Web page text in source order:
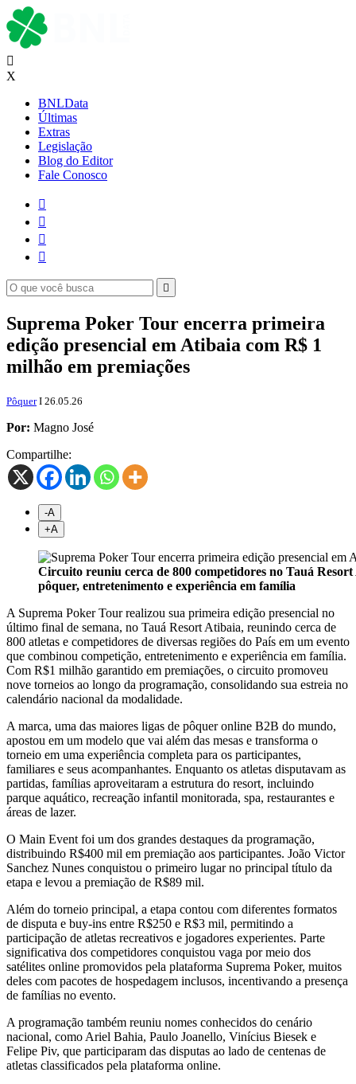

X
BNLData
Últimas
Extras
Legislação
Blog do Editor
Fale Conosco





Suprema Poker Tour encerra primeira
edição presencial em Atibaia com R$ 1
milhão em premiações
PôquerI 26.05.26
Por: Magno José
Compartilhe:
-A
+A
Circuito reuniu cerca de 800 competidores no Tauá
pôquer, entretenimento e experiência em família
A Suprema Poker Tour realizou sua primeira edição presencial no
último final de semana, no Tauá Resort Atibaia, reunindo cerca de
800 atletas e competidores de diversas regiões do País em um evento
que combinou competição, entretenimento e experiência em família.
Com R$1 milhão garantido em premiações, o circuito promoveu
nove torneios ao longo da programação, consolidando sua estreia no
calendário nacional da modalidade.
A marca, uma das maiores ligas de pôquer online B2B do mundo,
apostou em um modelo que vai além das mesas e transforma o
torneio em uma experiência completa para os participantes,
familiares e seus acompanhantes. Enquanto os atletas disputavam as
partidas, famílias aproveitaram a estrutura do resort, incluindo
parque aquático, recreação infantil monitorada, spa, restaurantes e
áreas de lazer.
O Main Event foi um dos grandes destaques da programação,
distribuindo R$400 mil em premiação aos participantes. João Victor
Sanchez Nunes conquistou o primeiro lugar no principal título da
etapa e levou a premiação de R$89 mil.
Além do torneio principal, a etapa contou com diferentes formatos
de disputa e buy-ins entre R$250 e R$3 mil, permitindo a
participação de atletas recreativos e jogadores experientes. Parte
significativa dos competidores conquistou vaga por meio dos
satélites online promovidos pela plataforma Suprema Poker, muitos
deles com pacotes de hospedagem inclusos, incentivando a presença
de famílias no evento.
A programação também reuniu nomes conhecidos do cenário
nacional, como Ariel Bahia, Paulo Joanello, Vinícius Biesek e
Felipe Piv, que participaram das disputas ao lado de centenas de
atletas classificados pela plataforma online.